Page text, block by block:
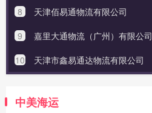
8
天津佰易通物流有限公司
9
嘉里大通物流（广州）有限公司
10 天津市鑫易通达物流有限公司
中美海运